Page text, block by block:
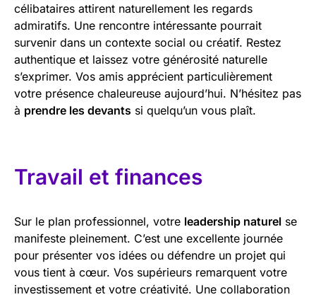
célibataires attirent naturellement les regards
admiratifs. Une rencontre intéressante pourrait
survenir dans un contexte social ou créatif. Restez
authentique et laissez votre générosité naturelle
s’exprimer. Vos amis apprécient particulièrement
votre présence chaleureuse aujourd’hui. N’hésitez pas
à prendre les devants si quelqu’un vous plaît.
Travail et finances
Sur le plan professionnel, votre leadership naturel se
manifeste pleinement. C’est une excellente journée
pour présenter vos idées ou défendre un projet qui
vous tient à cœur. Vos supérieurs remarquent votre
investissement et votre créativité. Une collaboration